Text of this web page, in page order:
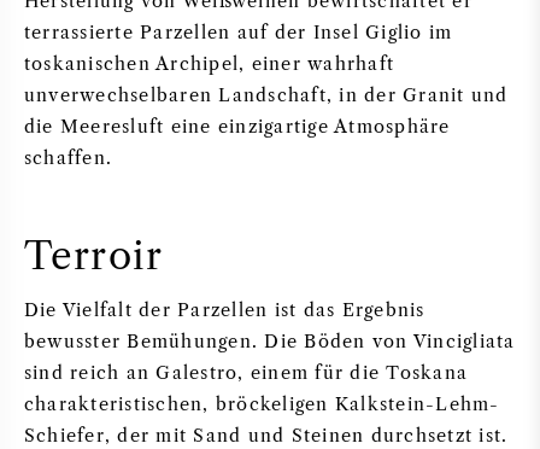
terrassierte Parzellen auf der Insel Giglio im
toskanischen Archipel, einer wahrhaft
unverwechselbaren Landschaft, in der Granit und
die Meeresluft eine einzigartige Atmosphäre
schaffen.
Terroir
Die Vielfalt der Parzellen ist das Ergebnis
bewusster Bemühungen. Die Böden von Vincigliata
sind reich an Galestro, einem für die Toskana
charakteristischen, bröckeligen Kalkstein-Lehm-
Schiefer, der mit Sand und Steinen durchsetzt ist.